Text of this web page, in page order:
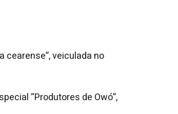
cearense”, veiculada no
“Produtores de Owó”,